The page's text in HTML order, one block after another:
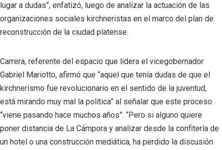
lugar a dudas”, enfatizó, luego de analizar la actuación de las
organizaciones sociales kirchneristas en el marco del plan de
reconstrucción de la ciudad platense.
Carrera, referente del espacio que lidera el vicegobernador
Gabriel Mariotto, afirmó que “aquel que tenía dudas de que el
kirchnerismo fue revolucionario en el sentido de la juventud,
está mirando muy mal la política” al señalar que este proceso
“viene pasando hace muchos años”. “Pero si alguno quiere
poner distancia de La Cámpora y analizar desde la confitería de
un hotel o una construcción mediática, ha perdido la discusión